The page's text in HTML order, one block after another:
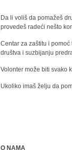
Da li voliš da pomažeš
provedeš radeći nešto
Centar za zaštitu i
društva i suzbijanju
Volonter može biti svako
Ukoliko imaš želju da
O NAMA